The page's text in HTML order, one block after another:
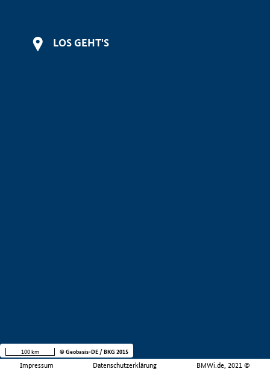
LOS GEHT'S
Impressum Datenschutzerklärung BMWi.de, 2021 ©
100 km © Geobasis-DE / BKG 2015